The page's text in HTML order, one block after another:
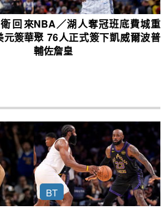
回來
元簽華
NBA／湖人奪冠班底費城重
聚 76人正式簽下凱威爾波普
輔佐詹皇
BT